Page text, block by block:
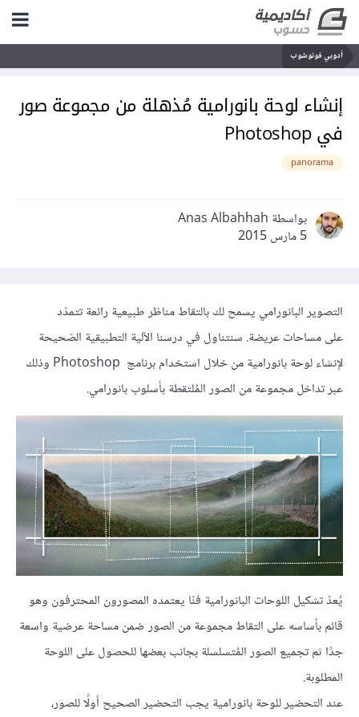
أدوبي فوتوشوب
إنشاء لوحة بانورامية مُذهلة من مجموعة صور
في Photoshop
panorama
بواسطة Anas Albahhah
5 مارس 2015
التصوير البانورامي يسمح لك بالتقاط مناظر طبيعية رائعة تتمدّد
على مساحات عريضة. سنتناول في درسنا الآلية التطبيقية الصّحيحة
لإنشاء لوحة بانورامية من خلال استخدام برنامج Photoshop وذلك
عبر تداخل مجموعة من الصور المُلتقطة بأسلوب بانورامي.
يُعدّ تشكيل اللوحات البانورامية فنّا يعتمده المصورون المحترفون وهو
قائم بأساسه على التقاط مجموعة من الصور ضمن مساحة عرضية واسعة
جدًا ثم تجميع الصور المُتسلسلة بجانب بعضها للحصول على اللوحة
المطلوبة.
عند التحضير للوحة بانورامية يجب التحضير الصحيح أولًا للصور،